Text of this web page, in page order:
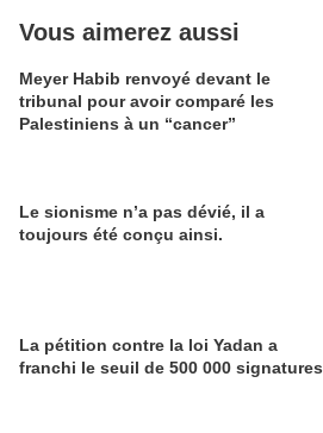
Vous aimerez aussi
Meyer Habib renvoyé devant le
tribunal pour avoir comparé les
Palestiniens à un “cancer”
Le sionisme n’a pas dévié, il a
toujours été conçu ainsi.
La pétition contre la loi Yadan a
franchi le seuil de 500 000 signatures